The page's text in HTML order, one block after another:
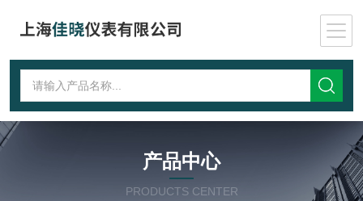
产品中心
PRODUCTS CENTER